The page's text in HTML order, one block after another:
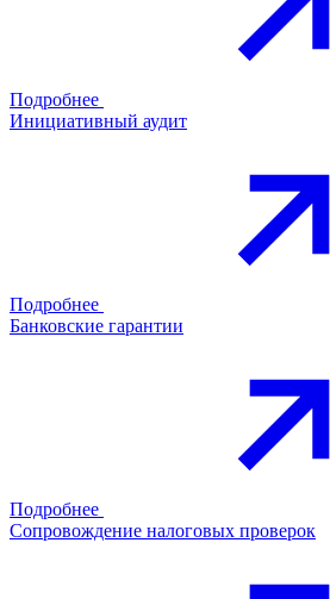
Подробнее
Инициативный аудит
Подробнее
Банковские гарантии
Подробнее
Сопровождение налоговых проверок